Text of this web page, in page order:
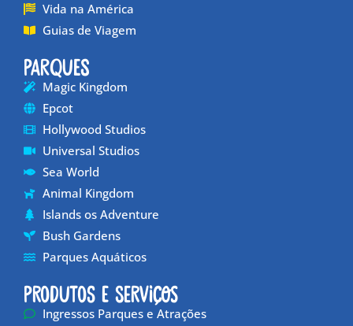
Vida na América
Guias de Viagem
Parques
Magic Kingdom
Epcot
Hollywood Studios
Universal Studios
Sea World
Animal Kingdom
Islands os Adventure
Bush Gardens
Parques Aquáticos
Produtos e Serviços
Ingressos Parques e Atrações